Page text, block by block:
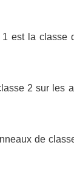
est la classe
2 sur les
de